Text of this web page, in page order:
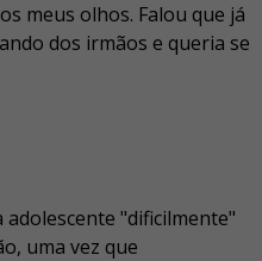
meus olhos. Falou que já
dos irmãos e queria se
adolescente "dificilmente"
uma vez que